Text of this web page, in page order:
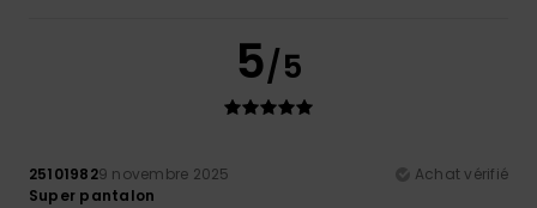
5/5
251019829 novembre 2025
Achat vérifié
Super pantalon